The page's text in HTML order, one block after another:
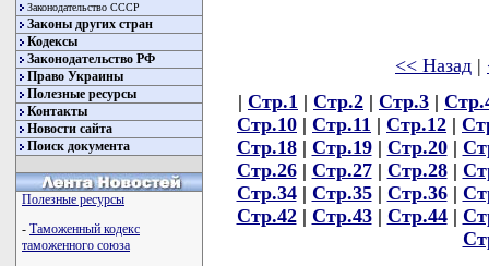
Законодательство СССР
Законы других стран
Кодексы
Законодательство РФ
Право Украины
Полезные ресурсы
Контакты
Новости сайта
Поиск документа
Полезные ресурсы
- Таможенный кодекс
таможенного союза
<< Назад |
| Стр.1 | Стр.2 | Стр.3 |
Стр.10 | Стр.11 | Стр.12 |
Стр.18| Стр.19| Стр.20|
Стр.26| Стр.27| Стр.28|
Стр.34| Стр.35| Стр.36|
Стр.42| Стр.43| Стр.44|